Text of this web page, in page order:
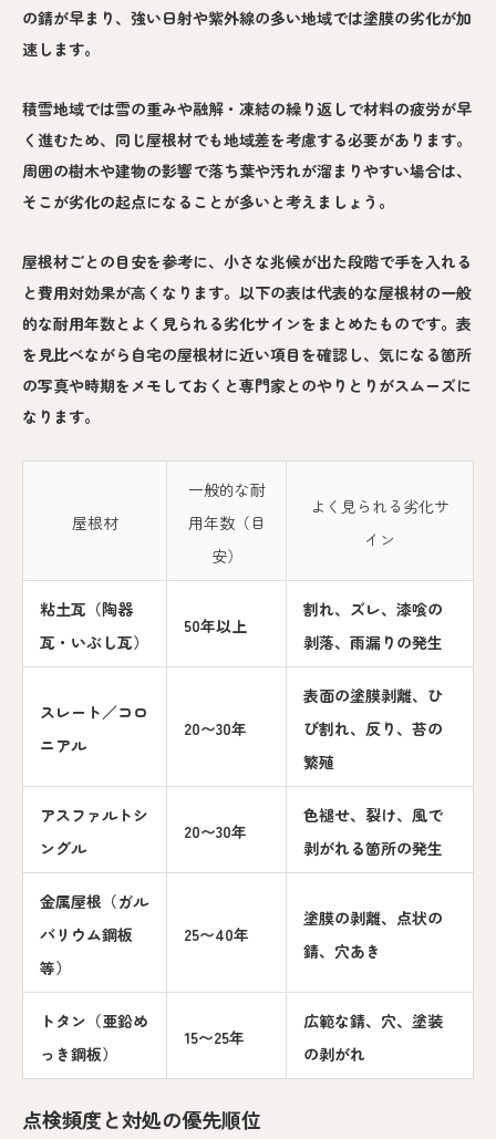
の錆が早まり、強い日射や紫外線の多い地域では塗膜の劣化が加
速します。
積雪地域では雪の重みや融解・凍結の繰り返しで材料の疲労が早
く進むため、同じ屋根材でも地域差を考慮する必要があります。
周囲の樹木や建物の影響で落ち葉や汚れが溜まりやすい場合は、
そこが劣化の起点になることが多いと考えましょう。
屋根材ごとの目安を参考に、小さな兆候が出た段階で手を入れる
と費用対効果が高くなります。以下の表は代表的な屋根材の一般
的な耐用年数とよく見られる劣化サインをまとめたものです。表
を見比べながら自宅の屋根材に近い項目を確認し、気になる箇所
の写真や時期をメモしておくと専門家とのやりとりがスムーズに
なります。
屋根材
一般的な耐
用年数（目
安）
よく見られる劣化サ
イン
粘土瓦（陶器
瓦・いぶし瓦）
50年以上
割れ、ズレ、漆喰の
剥落、雨漏りの発生
スレート／コロ
ニアル
20〜30年
表面の塗膜剥離、ひ
び割れ、反り、苔の
繁殖
アスファルトシ
ングル
20〜30年
色褪せ、裂け、風で
剥がれる箇所の発生
金属屋根（ガル
バリウム鋼板
等）
25〜40年
塗膜の剥離、点状の
錆、穴あき
トタン（亜鉛め
っき鋼板）
15〜25年
広範な錆、穴、塗装
の剥がれ
点検頻度と対処の優先順位